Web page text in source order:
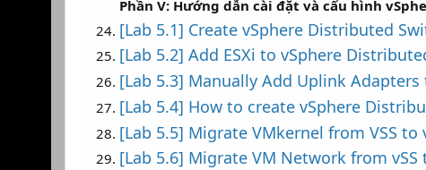
Phần V: Hướng dẫn cài đặt và cấu hình
[Lab 5.1] Create vSphere Distributed
[Lab 5.2] Add ESXi to vSphere
[Lab 5.3] Manually Add Uplink
[Lab 5.4] How to create vSphere
[Lab 5.5] Migrate VMkernel from VSS
[Lab 5.6] Migrate VM Network from